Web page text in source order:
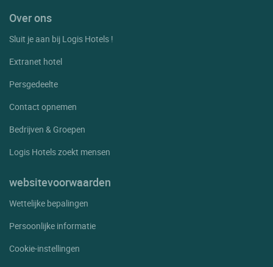
Over ons
Sluit je aan bij Logis Hotels !
Extranet hotel
Persgedeelte
Contact opnemen
Bedrijven & Groepen
Logis Hotels zoekt mensen
websitevoorwaarden
Wettelijke bepalingen
Persoonlijke informatie
Cookie-instellingen